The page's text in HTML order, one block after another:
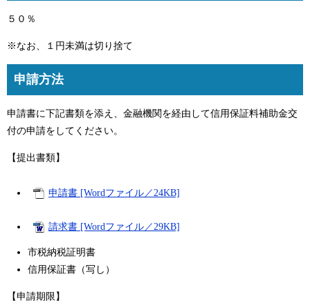
５０％
※なお、１円未満は切り捨て
申請方法
申請書に下記書類を添え、金融機関を経由して信用保証料補助金交
付の申請をしてください。
【提出書類】
申請書 [Wordファイル／24KB]
請求書 [Wordファイル／29KB]
市税納税証明書
信用保証書（写し）
【申請期限】